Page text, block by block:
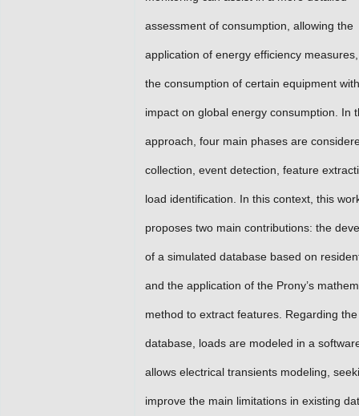
assessment of consumption, allowing the
application of energy efficiency
the consumption of certain equipment
impact on global energy consumption. In
approach, four main phases are
collection, event detection, feature
load identification. In this context, this
proposes two main contributions: the
of a simulated database based on
and the application of the Prony’s
method to extract features. Regarding the
database, loads are modeled in a
allows electrical transients modeling,
improve the main limitations in existing